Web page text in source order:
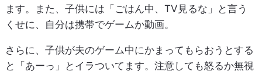
ます。また、子供には「ごはん中、TV見るな」と言う
くせに、自分は携帯でゲームか動画。
さらに、子供が夫のゲーム中にかまってもらおうとする
と「あーっ」とイラついてます。注意しても怒るか無視